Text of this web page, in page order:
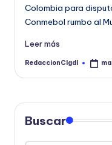
Colombia para
Conmebol rumbo al
Leer más
Publicado
RedaccionCIgdl
Buscar